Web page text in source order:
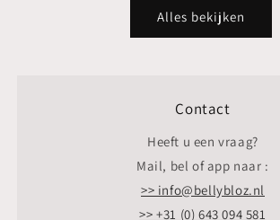
Alles bekijken
Contact
Heeft u een vraag?
Mail, bel of app naar :
>> info@bellybloz.nl
>> +31 (0) 643 094 581